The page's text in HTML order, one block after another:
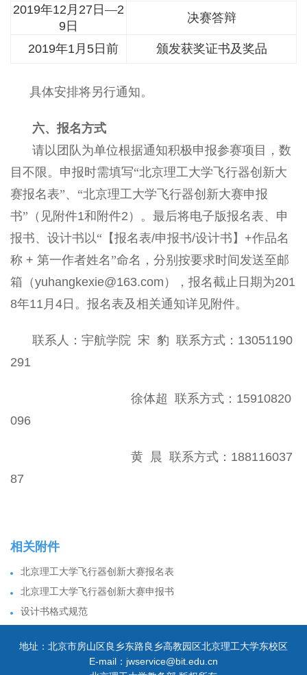
2019年12 月 27 日—2
9日
决赛答辩
2019年1 月 5日前 颁发获奖证书及奖品
具体安排将另行通知。
六、报名方式
请以团队为单位根据通知积极申报参赛项目，数
目不限。申报时需填写“北京理工大学飞行器创新大
赛报名表”、“北京理工大学飞行器创新大赛申报
书”（见附件1和附件2 ）。最后将电子版报名表、申
报书、设计书以“【报名表/申报书/设计书】 +作品名
称 + 第一作者姓名”命名，分别按要求时间发送至邮
箱（yuhangkexie@163.com ），报名截止日期为201
8年11 月 4日。报名表及相关通知详见附件。
联系人：宇航学院 宋 豹 联系方式： 13051190
291
徐体超 联系方式： 15910820
096
黄 晨 联系方式： 188116037
87
相关附件
北京理工大学飞行器创新大赛报名表
北京理工大学飞行器创新大赛申报书
设计书格式规范
地址：北京市房山区良乡东路良乡高教园区北京理工大学东校区
E-mail：jwservice@bit.edu.cn